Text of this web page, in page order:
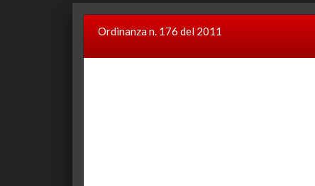
Ordinanza n. 176 del 2011